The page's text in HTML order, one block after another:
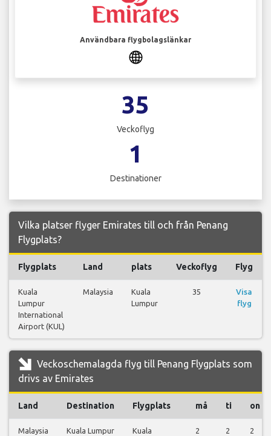
Användbara flygbolagslänkar
35
Veckoflyg
1
Destinationer
Vilka platser flyger Emirates till och från Penang
Flygplats?
Flygplats Land plats Veckoflyg Flyg
Kuala
Lumpur
International
Airport (KUL)
Malaysia
Kuala
Lumpur
35
Visa
flyg
Veckoschemalagda flyg till Penang Flygplats som
drivs av Emirates
Land Destination Flygplats må ti on
Malaysia Kuala Lumpur
Kuala
2 2 2